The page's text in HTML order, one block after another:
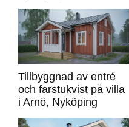
Tillbyggnad av entré
och farstukvist på villa
i Arnö, Nyköping